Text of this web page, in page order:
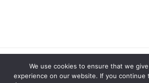
וידוי אנונימי חדשות
מדור חינוכי
פנאי דירוג תמונות כתוב לנו
We use cookies to ensure that we
experience on our website. If you continue